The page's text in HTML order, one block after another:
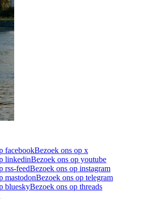
facebookBezoek ons op x
linkedinBezoek ons op youtube
rss-feedBezoek ons op instagram
mastodonBezoek ons op telegram
blueskyBezoek ons op threads